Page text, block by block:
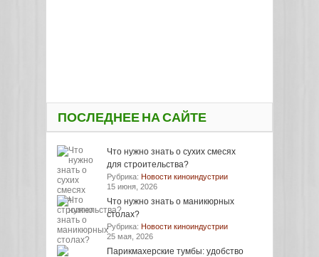
ПОСЛЕДНЕЕ НА САЙТЕ
Что нужно знать о сухих смесях
для строительства?
Рубрика: Новости киноиндустрии
15 июня, 2026
Что нужно знать о маникюрных
столах?
Рубрика: Новости киноиндустрии
25 мая, 2026
Парикмахерские тумбы: удобство